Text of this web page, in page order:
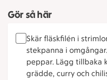
Gör så här
Skär fläskfilén i
stekpanna i
peppar. Lägg tillbaka
grädde, curry och